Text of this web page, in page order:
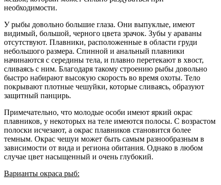
необходимости.
У рыбы довольно большие глаза. Они выпуклые, имеют
видимый, большой, черного цвета зрачок. Зубы у араваны
отсутствуют. Плавники, расположенные в области груди
небольшого размера. Спинной и анальный плавники
начинаются с середины тела, и плавно перетекают в хвост,
сливаясь с ним. Благодаря такому строению рыбы довольно
быстро набирают высокую скорость во время охоты. Тело
покрывают плотные чешуйки, которые сливаясь, образуют
защитный панцирь.
Примечательно, что молодые особи имеют яркий окрас
плавников, у некоторых на теле имеются полосы. С возрастом
полоски исчезают, а окрас плавников становится более
темным. Окрас чешуи может быть самым разнообразным в
зависимости от вида и региона обитания. Однако в любом
случае цвет насыщенный и очень глубокий.
Варианты окраса рыб: